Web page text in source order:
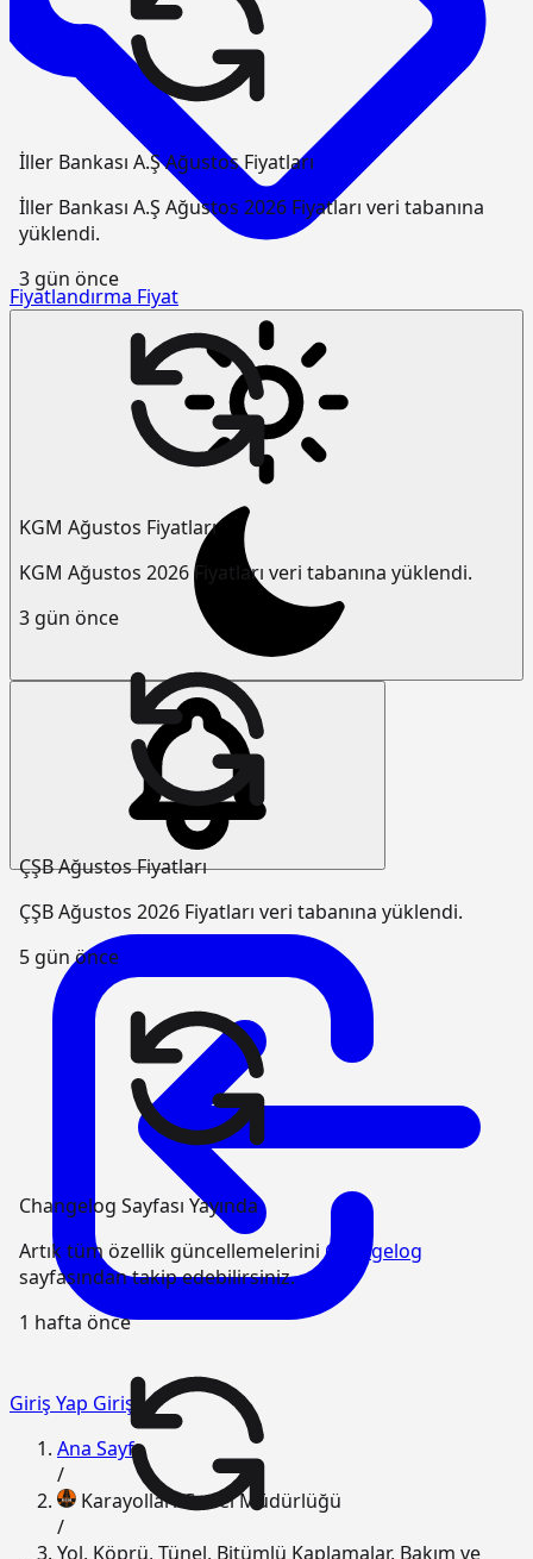
Fiyatlandırma Fiyat
İller Bankası A.Ş Ağustos Fiyatları
İller Bankası A.Ş Ağustos 2026 Fiyatları veri tabanına
yüklendi.
3 gün önce
KGM Ağustos Fiyatları
KGM Ağustos 2026 Fiyatları veri tabanına yüklendi.
3 gün önce
ÇŞB Ağustos Fiyatları
ÇŞB Ağustos 2026 Fiyatları veri tabanına yüklendi.
5 gün önce
Changelog Sayfası Yayında
Artık tüm özellik güncellemeleriniChangelog
sayfasından takip edebilirsiniz.
1 hafta önce
Giriş Yap Giriş
Ana Sayfa
/
Karayolları Genel Müdürlüğü
/
Yol, Köprü, Tünel, Bitümlü Kaplamalar, Bakım ve